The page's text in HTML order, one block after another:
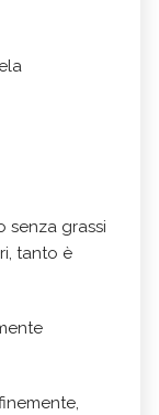
senza grassi
tanto è